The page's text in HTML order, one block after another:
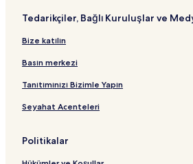
Tedarikçiler, Bağlı Kuruluşlar ve
Bize katılın
Basın merkezi
Tanıtımınızı Bizimle Yapın
Seyahat Acenteleri
Politikalar